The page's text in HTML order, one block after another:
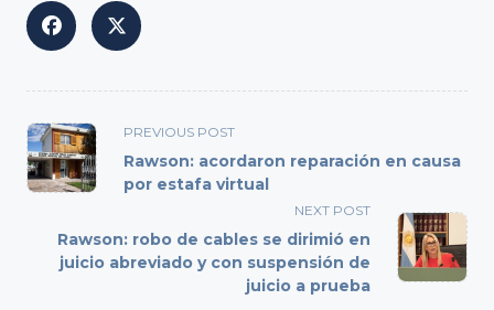
<span
class="nav-
subtitle
reader-
text">Page</span>
PREVIOUS POST
Rawson: acordaron reparación en causa
por estafa virtual
NEXT POST
Rawson: robo de cables se dirimió en
juicio abreviado y con suspensión de
juicio a prueba